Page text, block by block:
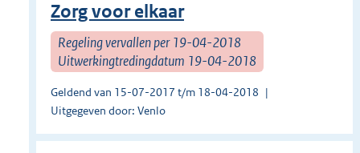
Zorg voor elkaar
Regeling vervallen per 19-04-2018
Uitwerkingtredingdatum 19-04-2018
Geldend van 15-07-2017 t/m 18-04-2018
Uitgegeven door: Venlo